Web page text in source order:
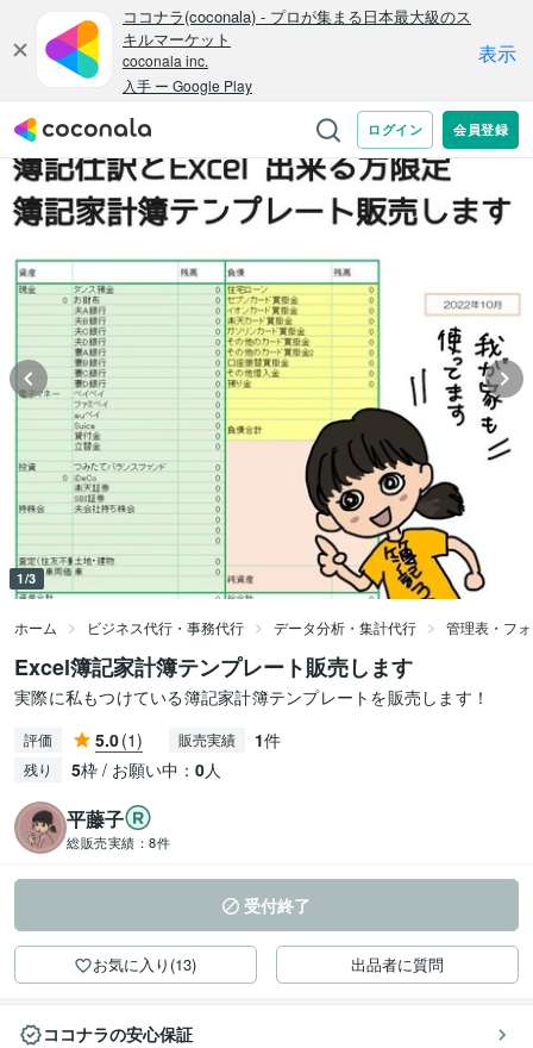
1/3
ホーム ビジネス代行・事務代行 データ分析・集計代行 管理表・フ
Excel簿記家計簿テンプレート販売します
実際に私もつけている簿記家計簿テンプレートを販売します！
評価 5.0(1) 販売実績 1件
残り 5枠 / お願い中： 0人
平藤子
総販売実績： 8件
受付終了
お気に入り(13) 出品者に質問
ココナラの安心保証